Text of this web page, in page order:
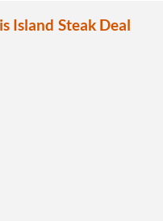
Island Steak Deal